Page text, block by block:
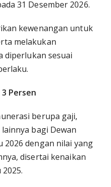
31 Desember 2026.
kewenangan untuk
melakukan
diperlukan sesuai
Persen
berupa gaji,
bagi Dewan
dengan nilai yang
disertai kenaikan